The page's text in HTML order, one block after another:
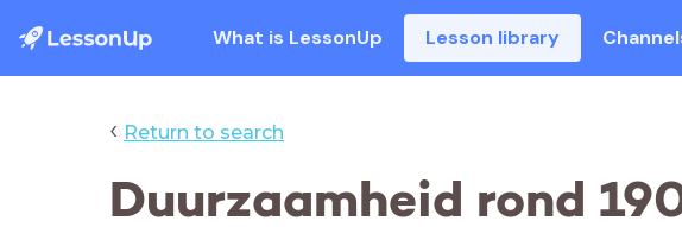
What is LessonUp Lesson library
‹ Return to search
Duurzaamheid rond